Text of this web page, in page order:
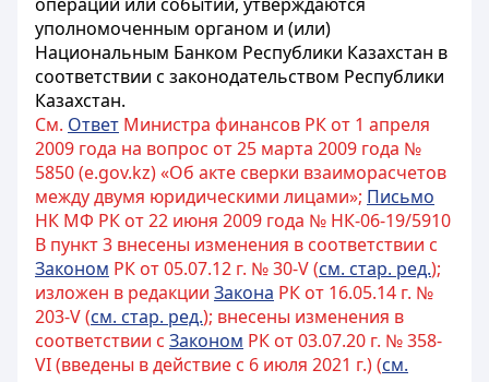
уполномоченным органом и (или)
Национальным Банком Республики Казахстан в
соответствии с законодательством Республики
Казахстан.
См. Ответ Министра финансов РК от 1 апреля
2009 года на вопрос от 25 марта 2009 года №
5850 (e.gov.kz) «Об акте сверки взаиморасчетов
между двумя юридическими лицами»; Письмо
НК МФ РК от 22 июня 2009 года № НК-06-19/5910
В пункт 3 внесены изменения в соответствии с
Законом РК от 05.07.12 г. № 30-V (см. стар. ред.);
изложен в редакции Закона РК от 16.05.14 г. №
203-V (см. стар. ред.); внесены изменения в
соответствии с Законом РК от 03.07.20 г. № 358-
VI (введены в действие с 6 июля 2021 г.) (см.